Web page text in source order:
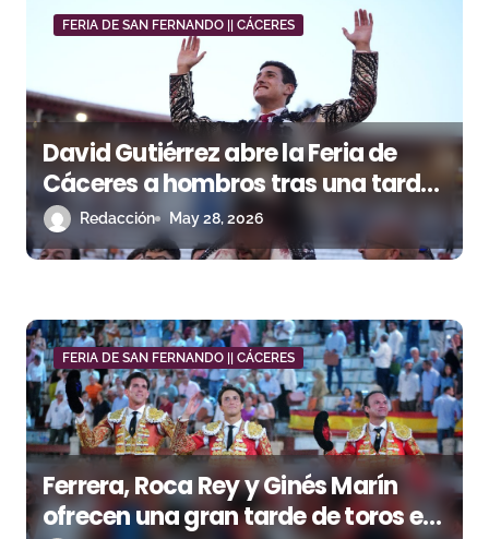
FERIA DE SAN FERNANDO || CÁCERES
David Gutiérrez abre la Feria de
Cáceres a hombros tras una tarde
de gran dimensión con los novillos
de Macandro
Redacción May 28, 2026
FERIA DE SAN FERNANDO || CÁCERES
Ferrera, Roca Rey y Ginés Marín
ofrecen una gran tarde de toros en